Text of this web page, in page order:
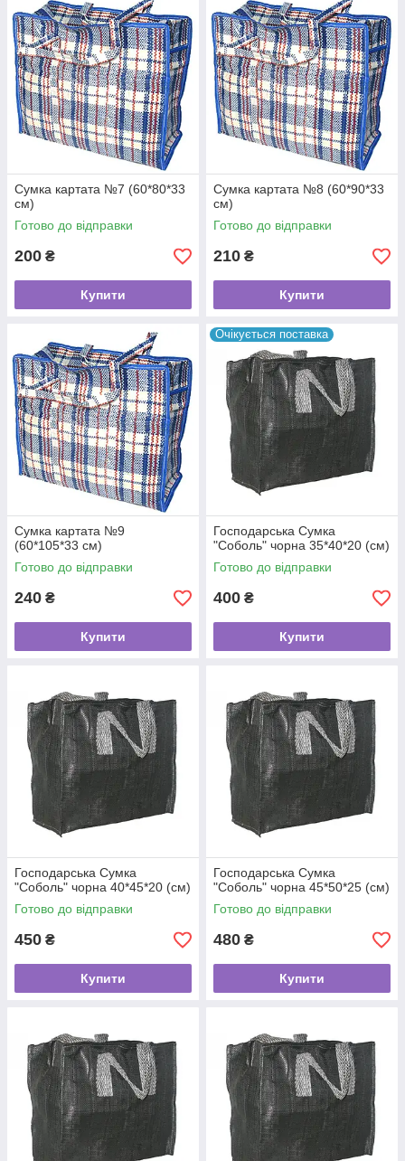
Сумка картата №7 (60*80*33
см)
Готово до відправки
200 ₴
Купити
Сумка картата №8 (60*90*33
см)
Готово до відправки
210 ₴
Купити
Сумка картата №9
(60*105*33 см)
Готово до відправки
240 ₴
Купити
Очікується поставка
Господарська Сумка
"Соболь" чорна 35*40*20 (см)
Готово до відправки
400 ₴
Купити
Господарська Сумка
"Соболь" чорна 40*45*20 (см)
Готово до відправки
450 ₴
Купити
Господарська Сумка
"Соболь" чорна 45*50*25 (см)
Готово до відправки
480 ₴
Купити